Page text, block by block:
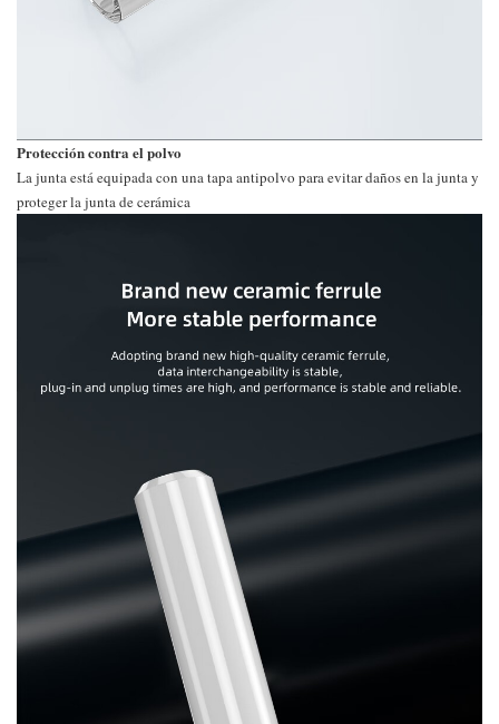
Protección contra el polvo
La junta está equipada con una tapa antipolvo para evitar daños en la junta y
proteger la junta de cerámica